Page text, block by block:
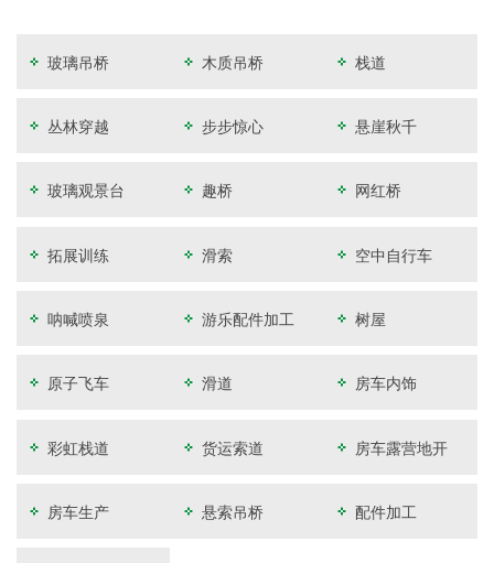
玻璃吊桥 木质吊桥 栈道
丛林穿越 步步惊心 悬崖秋千
玻璃观景台 趣桥 网红桥
拓展训练 滑索 空中自行车
呐喊喷泉 游乐配件加工 树屋
原子飞车 滑道 房车内饰
彩虹栈道 货运索道 房车露营地开
发
房车生产 悬索吊桥 配件加工